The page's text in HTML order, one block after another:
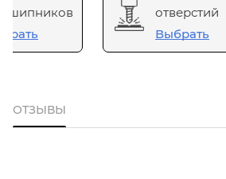
отверстий
Выбрать
ОТЗЫВЫ